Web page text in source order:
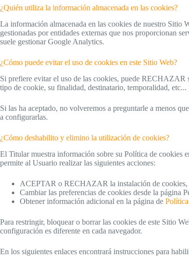
¿Quién utiliza la información almacenada en las cookies?
La información almacenada en las cookies de nuestro Sitio
gestionadas por entidades externas que nos proporcionan
suele gestionar Google Analytics.
¿Cómo puede evitar el uso de cookies en este Sitio Web?
Si prefiere evitar el uso de las cookies, puede RECHAZAR
tipo de cookie, su finalidad, destinatario, temporalidad, etc...
Si las ha aceptado, no volveremos a preguntarle a menos
a configurarlas.
¿Cómo deshabilito y elimino la utilización de cookies?
El Titular muestra información sobre su Política de cookies
permite al Usuario realizar las siguientes acciones:
ACEPTAR o RECHAZAR la instalación de cookies,
Cambiar las preferencias de cookies desde la página
Obtener información adicional en la página de
Para restringir, bloquear o borrar las cookies de este Sitio
configuración es diferente en cada navegador.
En los siguientes enlaces encontrará instrucciones para